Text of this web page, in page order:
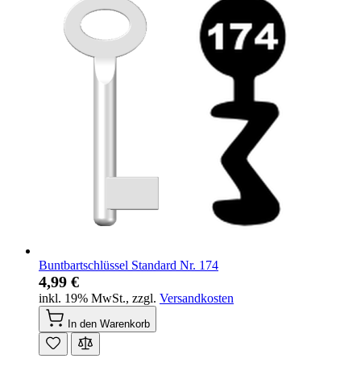
Buntbartschlüssel Standard Nr. 174
4,99 €
inkl. 19% MwSt., zzgl. Versandkosten
In den Warenkorb